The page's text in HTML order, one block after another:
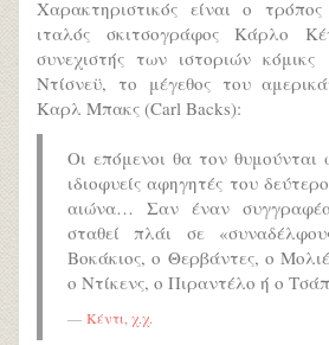
Χαρακτηριστικός είναι ο
ιταλός σκιτσογράφος Κάρλο
συνεχιστής των ιστοριών
Ντίσνεϋ, το μέγεθος του
Καρλ Μπακς (Carl Backs):
Οι επόμενοι θα τον
ιδιοφυείς αφηγητές του
αιώνα… Σαν έναν
σταθεί πλάι σε
Βοκάκιος, ο Θερβάντες, ο
ο Ντίκενς, ο Πιραντέλο ή ο
Κέντι, χ.χ.